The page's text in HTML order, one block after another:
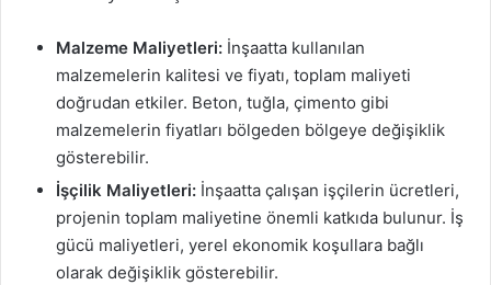
Malzeme Maliyetleri: İnşaatta kullanılan
malzemelerin kalitesi ve fiyatı, toplam maliyeti
doğrudan etkiler. Beton, tuğla, çimento gibi
malzemelerin fiyatları bölgeden bölgeye değişiklik
gösterebilir.
İşçilik Maliyetleri: İnşaatta çalışan işçilerin ücretleri,
projenin toplam maliyetine önemli katkıda bulunur. İş
gücü maliyetleri, yerel ekonomik koşullara bağlı
olarak değişiklik gösterebilir.